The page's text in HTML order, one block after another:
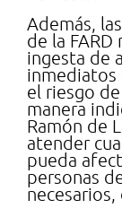
Además,
de la
ingesta de
inmediatos
el riesgo
manera
Ramón de
atender
pueda
personas
necesarios,